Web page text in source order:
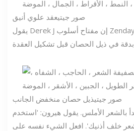
صور جيتيعقد علوي أنيق
يقول Derek J إن مفتاح أسلوب Zendaya هو التأكد من أن كل
صور جيتيذيل حصان منخفض الجانب
بالشعر الأملس. يقول هيرون: 'استخدم
خلف أذنيك'. افعل الشيء نفسه على